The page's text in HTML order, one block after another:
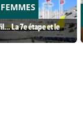
La 7e étape et le